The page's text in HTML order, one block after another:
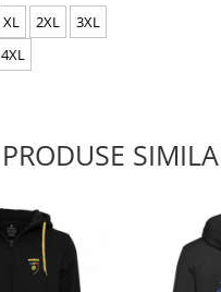
XL 2XL
3XL
4XL
PRODUSE